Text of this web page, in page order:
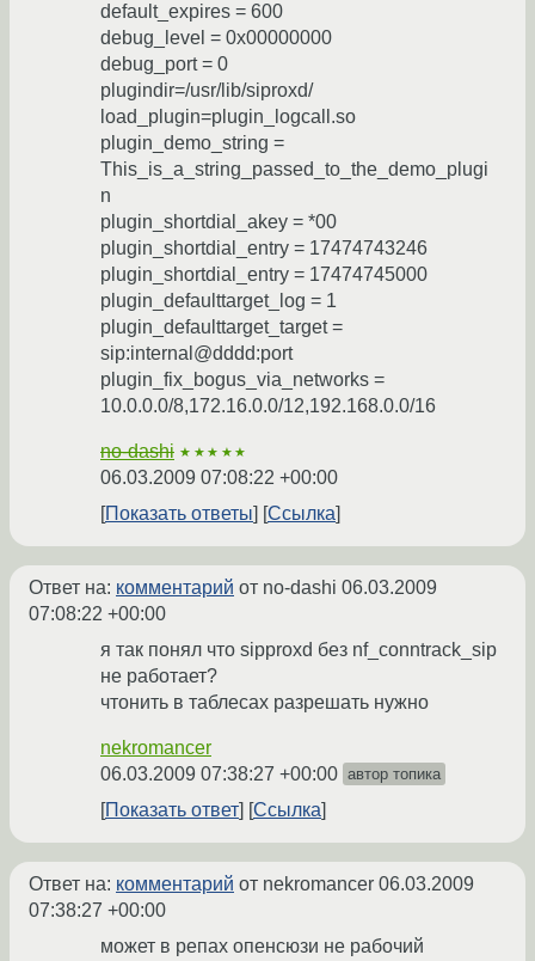
default_expires = 600
debug_level = 0x00000000
debug_port = 0
plugindir=/usr/lib/siproxd/
load_plugin=plugin_logcall.so
plugin_demo_string =
This_is_a_string_passed_to_the_demo_plugi
n
plugin_shortdial_akey = *00
plugin_shortdial_entry = 17474743246
plugin_shortdial_entry = 17474745000
plugin_defaulttarget_log = 1
plugin_defaulttarget_target =
sip:internal@dddd:port
plugin_fix_bogus_via_networks =
10.0.0.0/8,172.16.0.0/12,192.168.0.0/16
no-dashi ★★★★★
06.03.2009 07:08:22 +00:00
Показать ответы
Ссылка
Ответ на: комментарий от no-dashi 06.03.2009
07:08:22 +00:00
я так понял что sipproxd без nf_conntrack_sip
не работает?
чтонить в таблесах разрешать нужно
nekromancer
06.03.2009 07:38:27 +00:00 автор топика
Показать ответ Ссылка
Ответ на: комментарий от nekromancer 06.03.2009
07:38:27 +00:00
может в репах опенсюзи не рабочий